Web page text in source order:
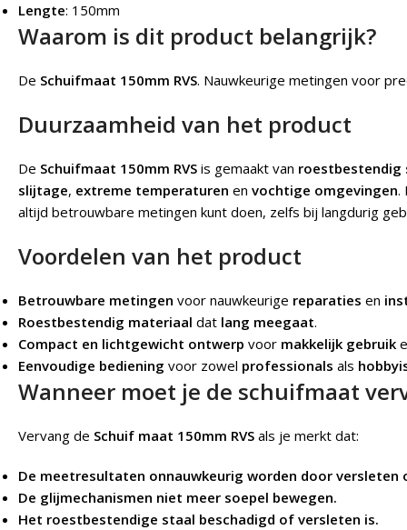
Lengte: 150mm
Waarom is dit product belangrijk?
De Schuifmaat 150mm RVS. Nauwkeurige metingen voor
Duurzaamheid van het product
De Schuifmaat 150mm RVS is gemaakt van roestbestendig
slijtage, extreme temperaturen en vochtige omgevingen.
altijd betrouwbare metingen kunt doen, zelfs bij langdurig
Voordelen van het product
Betrouwbare metingen voor nauwkeurige reparaties en
Roestbestendig materiaal dat lang meegaat.
Compact en lichtgewicht ontwerp voor makkelijk gebruik
Eenvoudige bediening voor zowel professionals als
Wanneer moet je de schuifmaat
Vervang de Schuif maat 150mm RVS als je merkt dat:
De meetresultaten onnauwkeurig worden door versleten
De glijmechanismen niet meer soepel bewegen.
Het roestbestendige staal beschadigd of versleten is.